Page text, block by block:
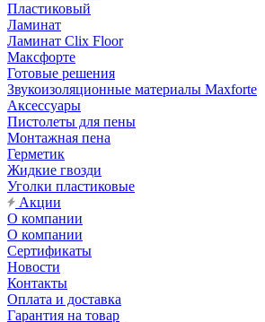
Пластиковый
Ламинат
Ламинат Clix Floor
Максфорте
Готовые решения
Звукоизоляционные материалы Maxforte
Аксессуары
Пистолеты для пены
Монтажная пена
Герметик
Жидкие гвозди
Уголки пластиковые
Акции
О компании
О компании
Сертификаты
Новости
Контакты
Оплата и доставка
Гарантия на товар